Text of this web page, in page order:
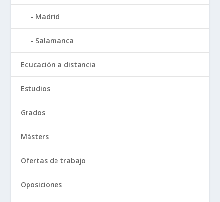
Madrid
Salamanca
Educación a distancia
Estudios
Grados
Másters
Ofertas de trabajo
Oposiciones